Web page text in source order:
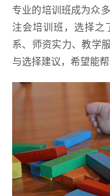
专业的培训班成为众
注会培训班，选择
系、师资实力、教学
与选择建议，希望能